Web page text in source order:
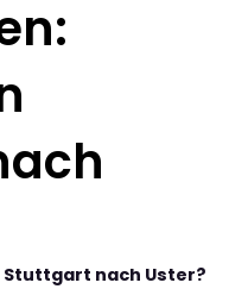
Stuttgart nach Uster?